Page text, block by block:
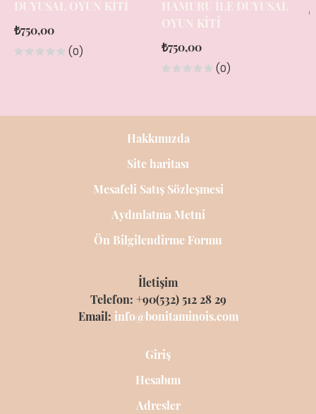
DUYUSAL OYUN KITI
₺750,00
(0)
HAMURU İLE DUYUSAL
OYUN KITI
₺750,00
(0)
Hakkımızda
Site haritası
Mesafeli Satış Sözleşmesi
Aydınlatma Metni
Ön Bilgilendirme Formu
İletişim
Telefon: +90(532) 512 28 29
Email: info@bonitaminois.com
Giriş
Hesabım
Adresler